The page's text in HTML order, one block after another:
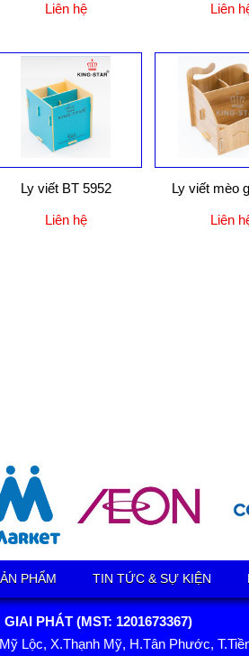
Liên hệ Liên
Ly viết BT 5952
Liên hệ
Ly viết mèo
Liên
PHẨM TIN TỨC & SỰ KIỆN
PHÁT (MST: 1201673367)
Lộc, X.Thạnh Mỹ, H.Tân Phước,